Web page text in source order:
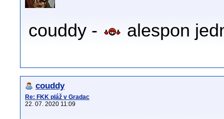
couddy - alespon
couddy
Re: FKK pláž v Gradac
22. 07. 2020 11:09